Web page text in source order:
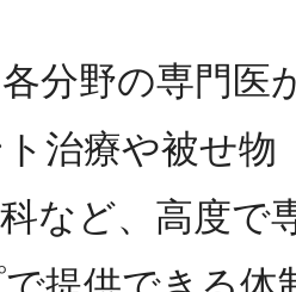
分野の専門医
治療や被せ物
など、高度で